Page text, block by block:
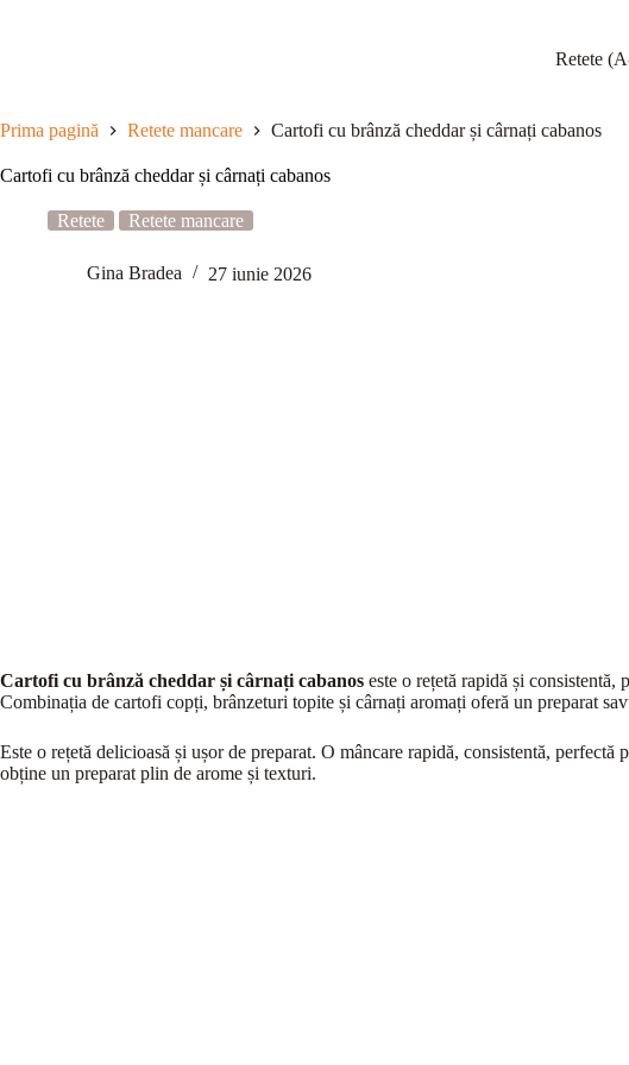
Retete
Prima pagină Retete mancare Cartofi cu brânză cheddar și cârnați cabanos
Cartofi cu brânză cheddar și cârnați cabanos
Retete Retete mancare
Gina Bradea 27 iunie 2026
Cartofi cu brânză cheddar și cârnați cabanos este o rețetă rapidă și consistentă,
Combinația de cartofi copți, brânzeturi topite și cârnați aromați oferă un preparat
Este o rețetă delicioasă și ușor de preparat. O mâncare rapidă, consistentă,
obține un preparat plin de arome și texturi.